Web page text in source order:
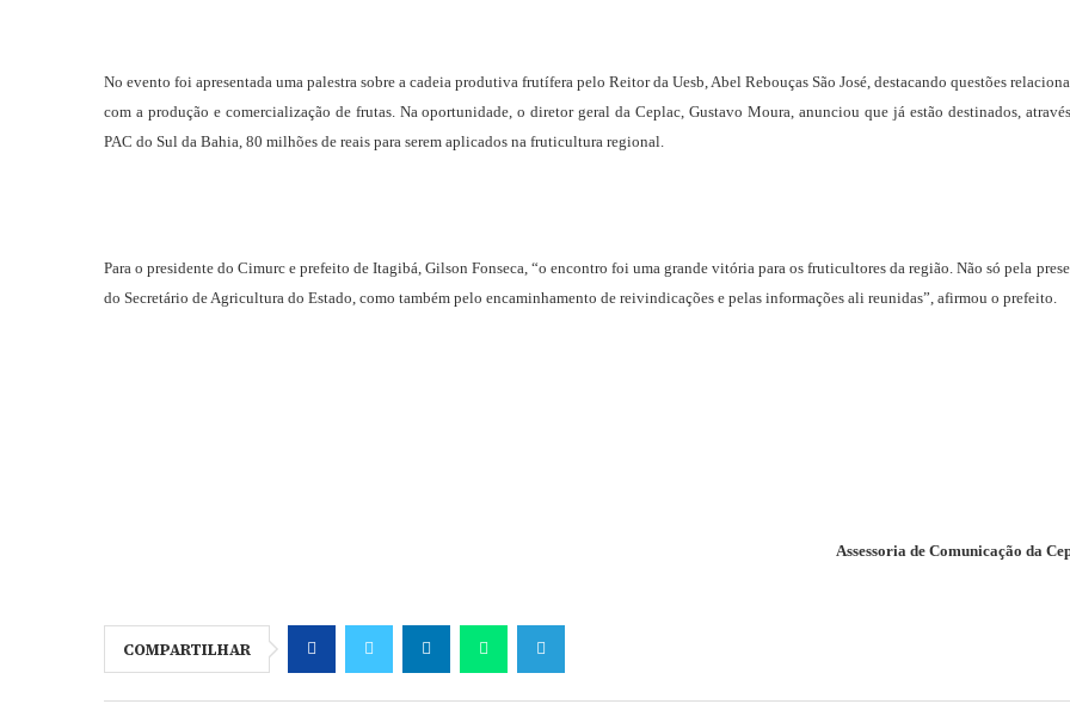
No evento foi apresentada uma palestra sobre a cadeia produtiva frutífera pelo Reitor da Uesb, Abel Rebouças São José, destacando questões
com a produção e comercialização de frutas. Na oportunidade, o diretor geral da Ceplac, Gustavo Moura, anunciou que já estão destinados,
PAC do Sul da Bahia, 80 milhões de reais para serem aplicados na fruticultura regional.
Para o presidente do Cimurc e prefeito de Itagibá, Gilson Fonseca, “o encontro foi uma grande vitória para os fruticultores da região. Não só pela
do Secretário de Agricultura do Estado, como também pelo encaminhamento de reivindicações e pelas informações ali reunidas”, afirmou o prefeito.
Assessoria de Comunicação da
COMPARTILHAR